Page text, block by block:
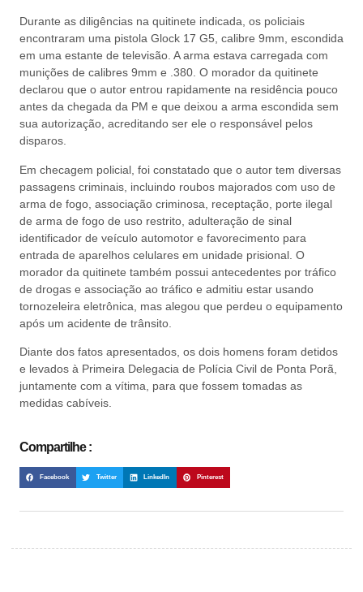
Durante as diligências na quitinete indicada, os policiais
encontraram uma pistola Glock 17 G5, calibre 9mm, escondida
em uma estante de televisão. A arma estava carregada com
munições de calibres 9mm e .380. O morador da quitinete
declarou que o autor entrou rapidamente na residência pouco
antes da chegada da PM e que deixou a arma escondida sem
sua autorização, acreditando ser ele o responsável pelos
disparos.
Em checagem policial, foi constatado que o autor tem diversas
passagens criminais, incluindo roubos majorados com uso de
arma de fogo, associação criminosa, receptação, porte ilegal
de arma de fogo de uso restrito, adulteração de sinal
identificador de veículo automotor e favorecimento para
entrada de aparelhos celulares em unidade prisional. O
morador da quitinete também possui antecedentes por tráfico
de drogas e associação ao tráfico e admitiu estar usando
tornozeleira eletrônica, mas alegou que perdeu o equipamento
após um acidente de trânsito.
Diante dos fatos apresentados, os dois homens foram detidos
e levados à Primeira Delegacia de Polícia Civil de Ponta Porã,
juntamente com a vítima, para que fossem tomadas as
medidas cabíveis.
Compartilhe :
Facebook Twitter LinkedIn Pinterest